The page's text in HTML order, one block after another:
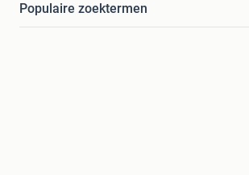
Populaire zoektermen